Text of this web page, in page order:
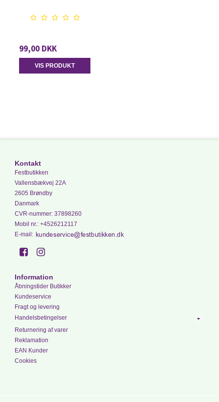
99,00 DKK
VIS PRODUKT
Kontakt
Festbutikken
Vallensbækvej 22A
2605 Brøndby
Danmark
CVR-nummer: 37898260
Mobil nr.: +4526212117
E-mail :
Information
Åbningstider Butikker
Kundeservice
Fragt og levering
Handelsbetingelser
Returnering af varer
Reklamation
EAN Kunder
Cookies